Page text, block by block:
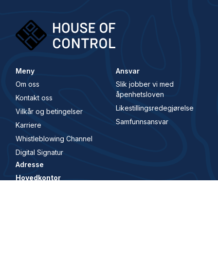
Meny
Om oss
Kontakt oss
Vilkår og betingelser
Karriere
Whistleblowing Channel
Digital Signatur
Ansvar
Slik jobber vi med
åpenhetsloven
Likestillingsredegjørelse
Samfunnsansvar
Adresse
Hovedkontor